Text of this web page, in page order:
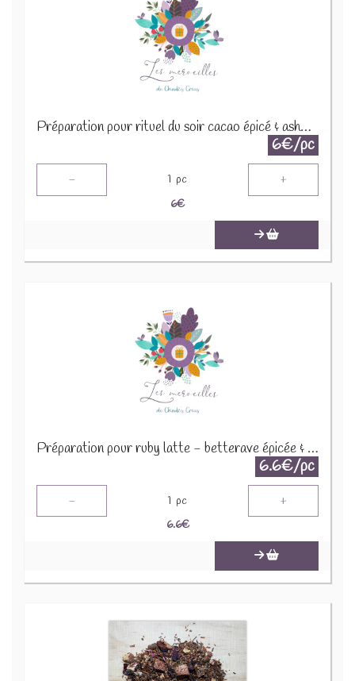
Préparation pour rituel du soir cacao épicé & ashwaganda 30g
6€/pc
- 1 pc +
6€
Préparation pour ruby latte - betterave épicée & vanille 30g
6.6€/pc
- 1 pc +
6.6€